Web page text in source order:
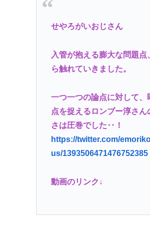
識者A「円は過大評価、1ドル164
【悲報】ひろゆき、離婚を提示さ
鉄拳8の世界大会で謎のパキスタン
超円安はなぜ止まらない？日米金
売られる理由を初心者向けに解説
日本列島さん、人間が住めるエリ
に厳しいwww
adhdとの旅行、大変すぎておわる
踊り手「悲しいし気持ち悪い」…
初めてソープランド行った感想を
せやろがいおじさん
入管が抱える膨大な問題点
ら触れていきました。
一つ一つの論点に対して、
点を捉えるロンブー淳さん
さは圧巻でした‥！
https://twitter.com/
us/1393506471476752385
動画のリンク↓